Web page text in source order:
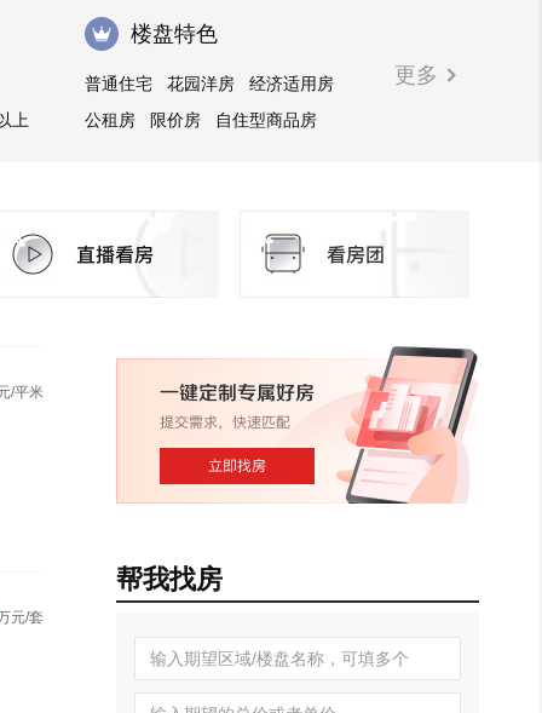
上
楼盘特色
普通住宅 花园洋房
经济适用房
公租房
限价房
自住型商品房
更多
/平米
元/套
帮我找房